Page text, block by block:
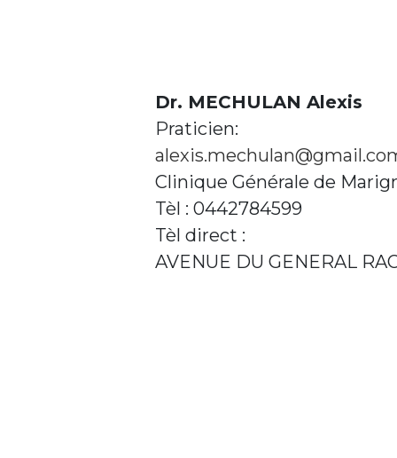
Dr. MECHULAN Alexis
Praticien:
Clinique Générale de
Tèl : 0442784599
Tèl direct :
AVENUE DU GENERAL